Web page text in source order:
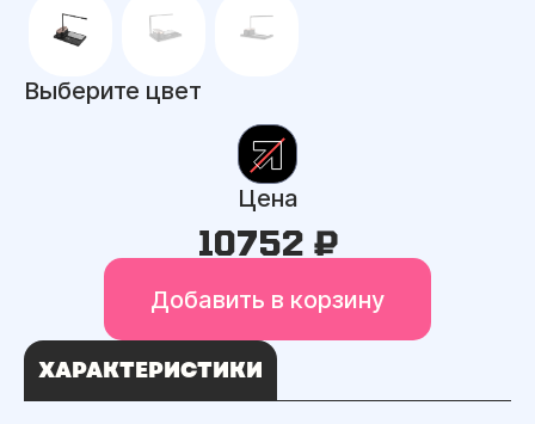
Выберите цвет
Цена
10752 ₽
Добавить в корзину
ХАРАКТЕРИСТИКИ